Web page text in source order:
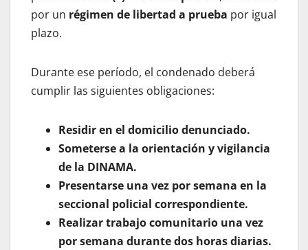
por un régimen de libertad a prueba por igual
plazo.
Durante ese período, el condenado deberá
cumplir las siguientes obligaciones:
Residir en el domicilio denunciado.
Someterse a la orientación y vigilancia
de la DINAMA.
Presentarse una vez por semana en la
seccional policial correspondiente.
Realizar trabajo comunitario una vez
por semana durante dos horas diarias.